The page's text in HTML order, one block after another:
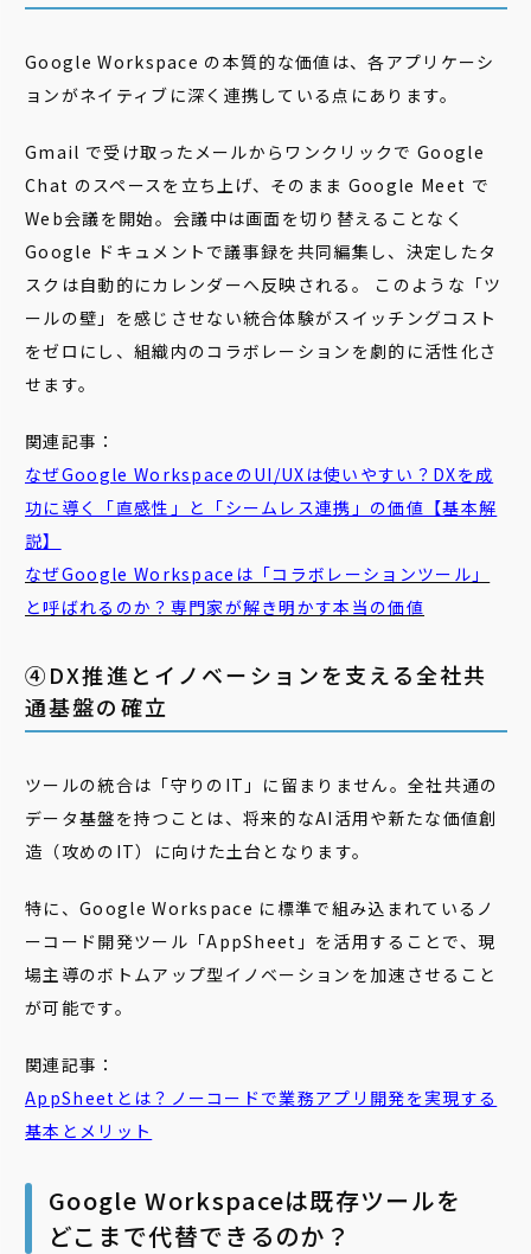
Google Workspace の本質的な価値は、各アプリケーシ
ョンがネイティブに深く連携している点にあります。
Gmail で受け取ったメールからワンクリックで Google
Chat のスペースを立ち上げ、そのまま Google Meet で
Web会議を開始。会議中は画面を切り替えることなく
Google ドキュメントで議事録を共同編集し、決定したタ
スクは自動的にカレンダーへ反映される。 このような「ツ
ールの壁」を感じさせない統合体験がスイッチングコスト
をゼロにし、組織内のコラボレーションを劇的に活性化さ
せます。
関連記事：
なぜGoogle WorkspaceのUI/UXは使いやすい？DXを成
功に導く「直感性」と「シームレス連携」の価値【基本解
説】
なぜGoogle Workspaceは「コラボレーションツール」
と呼ばれるのか？専門家が解き明かす本当の価値
④DX推進とイノベーションを支える全社共
通基盤の確立
ツールの統合は「守りのIT」に留まりません。全社共通の
データ基盤を持つことは、将来的なAI活用や新たな価値創
造（攻めのIT）に向けた土台となります。
特に、Google Workspace に標準で組み込まれているノ
ーコード開発ツール「AppSheet」を活用することで、現
場主導のボトムアップ型イノベーションを加速させること
が可能です。
関連記事：
AppSheetとは？ノーコードで業務アプリ開発を実現する
基本とメリット
Google Workspaceは既存ツールを
どこまで代替できるのか？